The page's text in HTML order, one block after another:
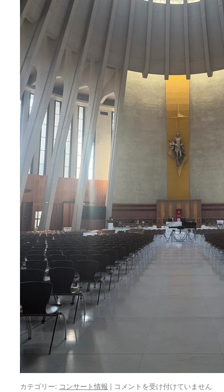
カテゴリー: コンサート情報 | 奥
コメントを受け付けていません